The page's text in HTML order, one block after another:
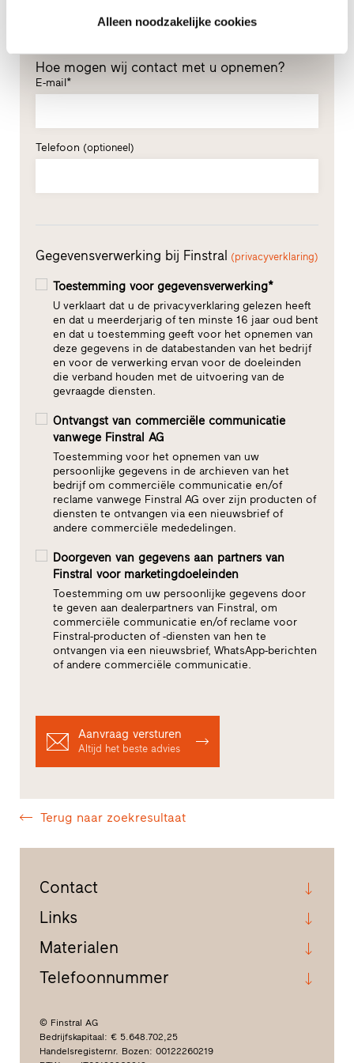
Alleen noodzakelijke cookies
Hoe mogen wij contact met u opnemen?
E-mail*
Telefoon (optioneel)
Gegevensverwerking bij Finstral (privacyverklaring)
Toestemming voor gegevensverwerking*
U verklaart dat u de privacyverklaring gelezen heeft
en dat u meerderjarig of ten minste 16 jaar oud bent
en dat u toestemming geeft voor het opnemen van
deze gegevens in de databestanden van het bedrijf
en voor de verwerking ervan voor de doeleinden
die verband houden met de uitvoering van de
gevraagde diensten.
Ontvangst van commerciële communicatie
vanwege Finstral AG
Toestemming voor het opnemen van uw
persoonlijke gegevens in de archieven van het
bedrijf om commerciële communicatie en/of
reclame vanwege Finstral AG over zijn producten of
diensten te ontvangen via een nieuwsbrief of
andere commerciële mededelingen.
Doorgeven van gegevens aan partners van
Finstral voor marketingdoeleinden
Toestemming om uw persoonlijke gegevens door
te geven aan dealerpartners van Finstral, om
commerciële communicatie en/of reclame voor
Finstral-producten of -diensten van hen te
ontvangen via een nieuwsbrief, WhatsApp-berichten
of andere commerciële communicatie.
Aanvraag versturen
Altijd het beste advies
Terug naar zoekresultaat
Contact
Links
Materialen
Telefoonnummer
© Finstral AG
Bedrijfskapitaal: € 5.648.702,25
Handelsregisternr. Bozen: 00122260219